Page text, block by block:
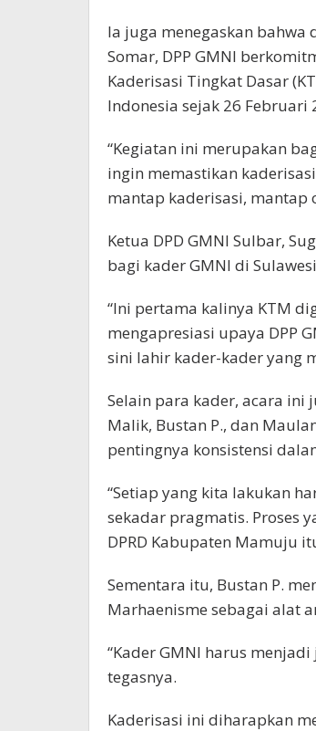
Ia juga menegaskan
Somar, DPP GMNI
Kaderisasi Tingkat Dasar
Indonesia sejak 26 Februari
“Kegiatan ini merupakan
ingin memastikan
mantap kaderisasi, mantap
Ketua DPD GMNI Sulbar,
bagi kader GMNI di
“Ini pertama kalinya KTM
mengapresiasi upaya DPP
sini lahir kader-kader yang
Selain para kader, acara
Malik, Bustan P., dan
pentingnya konsistensi
“Setiap yang kita lakukan
sekadar pragmatis. Proses
DPRD Kabupaten Mamuju
Sementara itu, Bustan P.
Marhaenisme sebagai alat
“Kader GMNI harus
tegasnya.
Kaderisasi ini diharapkan